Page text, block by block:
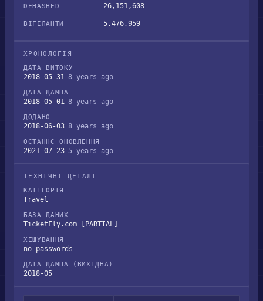
DEHASHED 26,151,608
ВІГІЛАНТИ 5,476,959
ХРОНОЛОГІЯ
ДАТА ВИТОКУ
2018-05-31 8 years ago
ДАТА ДАМПА
2018-05-01 8 years ago
ДОДАНО
2018-06-03 8 years ago
ОСТАННЄ ОНОВЛЕННЯ
2021-07-23 5 years ago
ТЕХНІЧНІ ДЕТАЛІ
КАТЕГОРІЯ
Travel
БАЗА ДАНИХ
TicketFly.com [PARTIAL]
ХЕШУВАННЯ
no passwords
ДАТА ДАМПА (ВИХІДНА)
2018-05